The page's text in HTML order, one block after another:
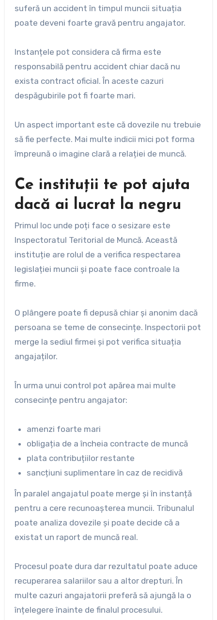
suferă un accident în timpul muncii situația
poate deveni foarte gravă pentru angajator.
Instanțele pot considera că firma este
responsabilă pentru accident chiar dacă nu
exista contract oficial. În aceste cazuri
despăgubirile pot fi foarte mari.
Un aspect important este că dovezile nu trebuie
să fie perfecte. Mai multe indicii mici pot forma
împreună o imagine clară a relației de muncă.
Ce instituții te pot ajuta
dacă ai lucrat la negru
Primul loc unde poți face o sesizare este
Inspectoratul Teritorial de Muncă. Această
instituție are rolul de a verifica respectarea
legislației muncii și poate face controale la
firme.
O plângere poate fi depusă chiar și anonim dacă
persoana se teme de consecințe. Inspectorii pot
merge la sediul firmei și pot verifica situația
angajaților.
În urma unui control pot apărea mai multe
consecințe pentru angajator:
amenzi foarte mari
obligația de a încheia contracte de muncă
plata contribuțiilor restante
sancțiuni suplimentare în caz de recidivă
În paralel angajatul poate merge și în instanță
pentru a cere recunoașterea muncii. Tribunalul
poate analiza dovezile și poate decide că a
existat un raport de muncă real.
Procesul poate dura dar rezultatul poate aduce
recuperarea salariilor sau a altor drepturi. În
multe cazuri angajatorii preferă să ajungă la o
înțelegere înainte de finalul procesului.